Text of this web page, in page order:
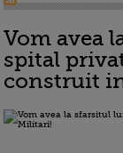
Vom avea
spital
construit